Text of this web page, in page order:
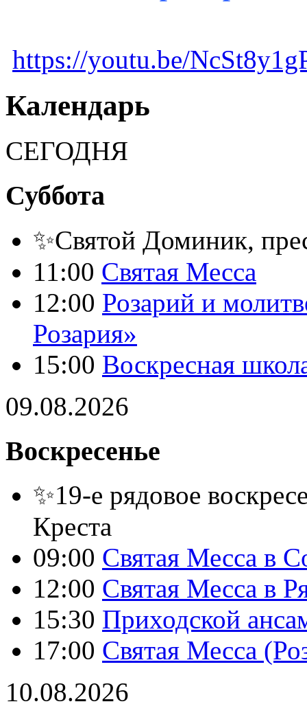
https://youtu.be/
Календарь
СЕГОДНЯ
Суббота
✨Святой Доминик,
11:00 Святая Месса
12:00 Розарий и
Розария»
15:00 Воскресная
09.08.2026
Воскресенье
✨19-е рядовое
Креста
09:00 Святая Месса в
12:00 Святая Месса в
15:30 Приходской
17:00 Святая Месса
10.08.2026